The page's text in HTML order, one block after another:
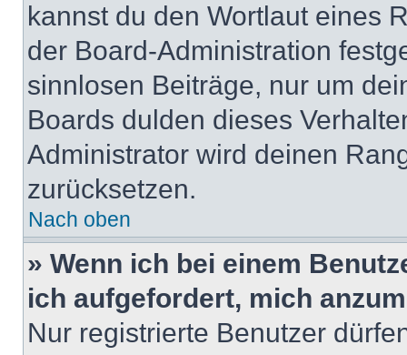
kannst du den Wortlaut eines
der Board-Administration
sinnlosen Beiträge, nur um
Boards dulden dieses
Administrator wird deinen
zurücksetzen.
Nach oben
» Wenn ich bei einem
ich aufgefordert, mich
Nur registrierte Benutzer